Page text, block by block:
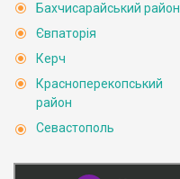
Бахчисарайський район
Євпаторія
Керч
Красноперекопський
район
Севастополь